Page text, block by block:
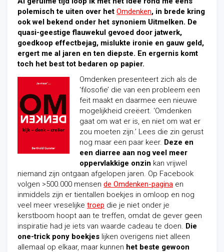
polemisch te uiten over het Omdenken, in brede kring
ook wel bekend onder het synoniem Uitmelken. De
quasi-geestige flauwekul gevoed door jatwerk,
goedkoop effectbejag, mislukte ironie en gauw geld,
ergert me al jaren en ten diepste. En ergernis komt
toch het best tot bedaren op papier.
Omdenken presenteert zich als de
‘filosofie’ die van een probleem een
feit maakt en daarmee een nieuwe
mogelijkheid creëert. ‘Omdenken
gaat om wat er is, en niet om wat er
zou moeten zijn.’ Lees die zin gerust
nog maar een paar keer. Deze en
een diarree aan nog veel meer
oppervlakkige onzin kan vrijwel
niemand zijn ontgaan afgelopen jaren. Op Facebook
volgen >500.000 mensen de Omdenken-pagina en
inmiddels zijn er tientallen boekjes in omloop en nog
veel meer vreselijke troep die je niet onder je
kerstboom hoopt aan te treffen, omdat de gever geen
inspiratie had je iets van waarde cadeau te doen. Die
one-trick pony boekjes lijken overigens niet alleen
allemaal op elkaar, maar kunnen het beste gewoon